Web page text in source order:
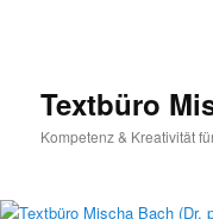
Textbüro
Kompetenz & Kreativität